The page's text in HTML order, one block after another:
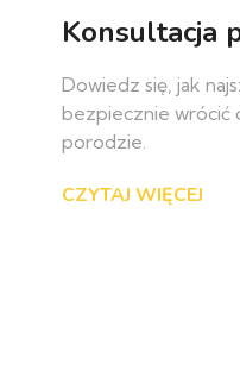
Konsultacja
Dowiedz się, jak
bezpiecznie wrócić
porodzie.
CZYTAJ WIĘCEJ